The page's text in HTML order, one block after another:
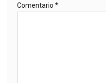
Comentario *